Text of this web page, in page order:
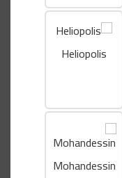
Heliopolis
Mohandessin
جبنة
ومافن